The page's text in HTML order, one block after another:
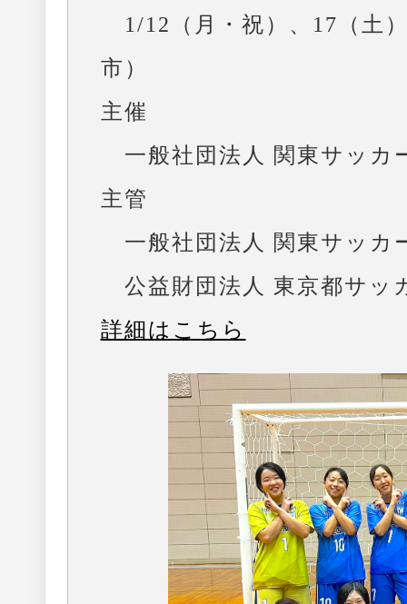
1/12（月・祝）、17（土
市）
主催
一般社団法人 関東サッカ
主管
一般社団法人 関東サッカ
公益財団法人 東京都サッ
詳細はこちら